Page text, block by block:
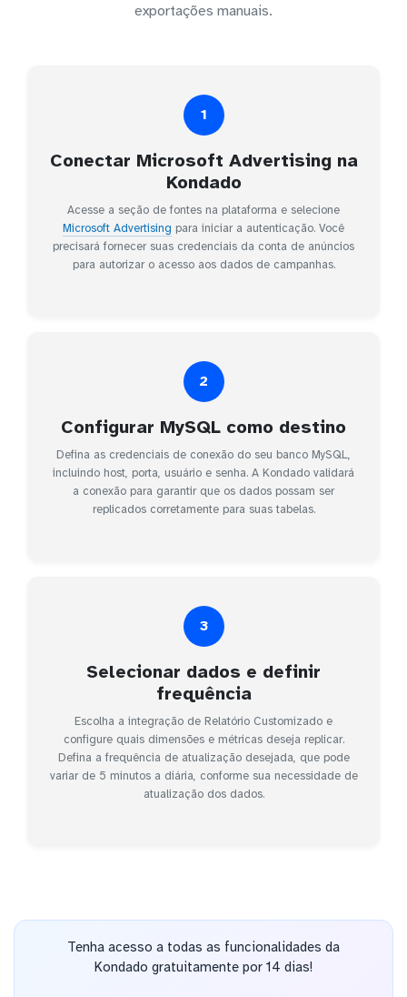
exportações manuais.
1
Conectar Microsoft Advertising na
Kondado
Acesse a seção de fontes na plataforma e selecione
Microsoft Advertising para iniciar a autenticação. Você
precisará fornecer suas credenciais da conta de anúncios
para autorizar o acesso aos dados de campanhas.
2
Configurar MySQL como destino
Defina as credenciais de conexão do seu banco MySQL,
incluindo host, porta, usuário e senha. A Kondado validará
a conexão para garantir que os dados possam ser
replicados corretamente para suas tabelas.
3
Selecionar dados e definir
frequência
Escolha a integração de Relatório Customizado e
configure quais dimensões e métricas deseja replicar.
Defina a frequência de atualização desejada, que pode
variar de 5 minutos a diária, conforme sua necessidade de
atualização dos dados.
Tenha acesso a todas as funcionalidades da
Kondado gratuitamente por 14 dias!